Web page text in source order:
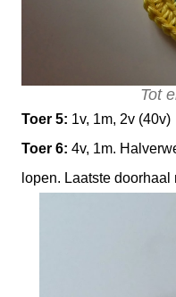
Tot
Toer 5: 1v, 1m, 2v (40v)
Toer 6: 4v, 1m.
lopen. Laatste